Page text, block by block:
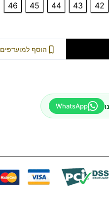
42
43
44
45
46
הוסף למועדפים
WhatsApp